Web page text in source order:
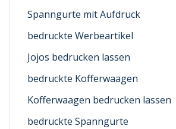
Spanngurte mit Aufdruck
bedruckte Werbeartikel
Jojos bedrucken lassen
bedruckte Kofferwaagen
Kofferwaagen bedrucken lassen
bedruckte Spanngurte